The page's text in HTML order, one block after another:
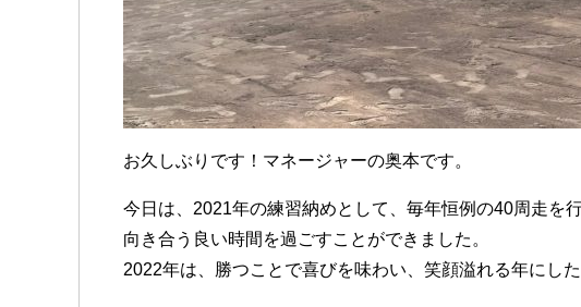
お久しぶりです！マネージャーの奥本です。
今日は、2021年の練習納めとして、毎年恒例の40周走を
向き合う良い時間を過ごすことができました。
2022年は、勝つことで喜びを味わい、笑顔溢れる年にした